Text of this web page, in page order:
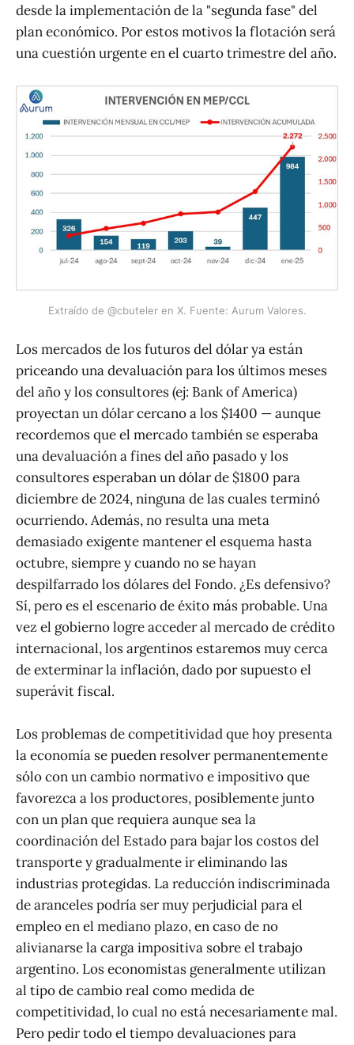
desde la implementación de la "segunda fase" del
plan económico. Por estos motivos la flotación será
una cuestión urgente en el cuarto trimestre del año.
Extraído de @cbuteler en X. Fuente: Aurum Valores.
Los mercados de los futuros del dólar ya están
priceando una devaluación para los últimos meses
del año y los consultores (ej: Bank of America)
proyectan un dólar cercano a los $1400 — aunque
recordemos que el mercado también se esperaba
una devaluación a fines del año pasado y los
consultores esperaban un dólar de $1800 para
diciembre de 2024, ninguna de las cuales terminó
ocurriendo. Además, no resulta una meta
demasiado exigente mantener el esquema hasta
octubre, siempre y cuando no se hayan
despilfarrado los dólares del Fondo. ¿Es defensivo?
Sí, pero es el escenario de éxito más probable. Una
vez el gobierno logre acceder al mercado de crédito
internacional, los argentinos estaremos muy cerca
de exterminar la inflación, dado por supuesto el
superávit fiscal.
Los problemas de competitividad que hoy presenta
la economía se pueden resolver permanentemente
sólo con un cambio normativo e impositivo que
favorezca a los productores, posiblemente junto
con un plan que requiera aunque sea la
coordinación del Estado para bajar los costos del
transporte y gradualmente ir eliminando las
industrias protegidas. La reducción indiscriminada
de aranceles podría ser muy perjudicial para el
empleo en el mediano plazo, en caso de no
alivianarse la carga impositiva sobre el trabajo
argentino. Los economistas generalmente utilizan
al tipo de cambio real como medida de
competitividad, lo cual no está necesariamente mal.
Pero pedir todo el tiempo devaluaciones para